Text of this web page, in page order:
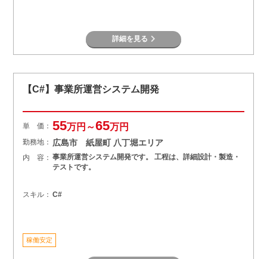
詳細を見る
【C#】事業所運営システム開発
単 価： 55万円～65万円
勤務地： 広島市 紙屋町 八丁堀エリア
内 容： 事業所運営システム開発です。 工程は、詳細設計・製造・
テストです。
スキル： C#
稼働安定